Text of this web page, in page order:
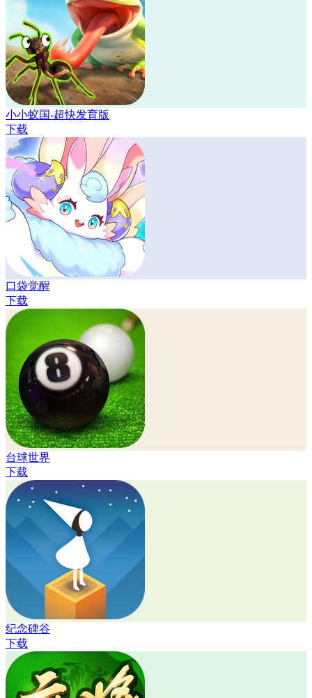
小小蚁国-超快发育版
下载
口袋觉醒
下载
台球世界
下载
纪念碑谷
下载